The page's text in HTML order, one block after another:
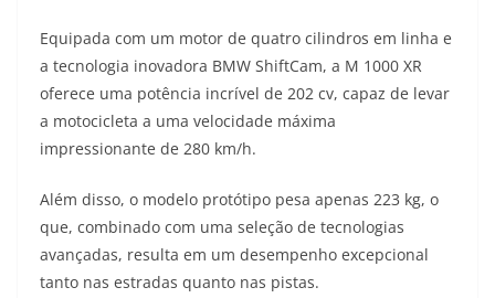
Equipada com um motor de quatro cilindros em linha e
a tecnologia inovadora BMW ShiftCam, a M 1000 XR
oferece uma potência incrível de 202 cv, capaz de levar
a motocicleta a uma velocidade máxima
impressionante de 280 km/h.
Além disso, o modelo protótipo pesa apenas 223 kg, o
que, combinado com uma seleção de tecnologias
avançadas, resulta em um desempenho excepcional
tanto nas estradas quanto nas pistas.